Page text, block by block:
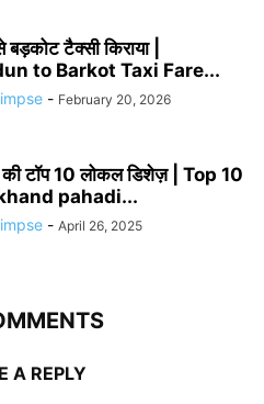
बड़कोट टैक्सी किराया |
to Barkot Taxi Fare...
- February 20, 2026
की टॉप 10 लोकल डिशेज़ | Top 10
pahadi...
- April 26, 2025
A REPLY